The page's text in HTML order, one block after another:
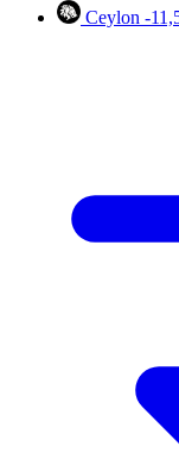
Ceylon -